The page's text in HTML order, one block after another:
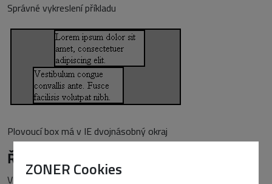
ZONER Cookies
Správné vykreslení příkladu
Plovoucí box má v IE dvojnásobný okraj
Řešení
V